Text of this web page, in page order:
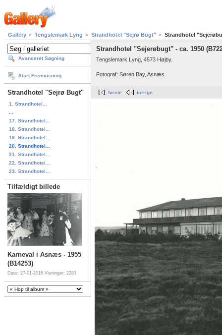
Gallery Tengslemark Lyng Strandhotel "Sejrø Bugt" Strandhotel
Avanceret Søgning
Start Fremvisning
Strandhotel "Sejrø Bugt"
1. Strandhotel...
17. Strandhotel...
18. Strandhotel...
19. Strandhotel...
20. Strandhotel...
21. Strandhotel...
22. Strandhotel...
23. Strandhotel...
Tilfældigt billede
Karneval i Asnæs - 1955
(B14253)
Dato: 27-01-2016 Visninger: 2283
Strandhotel "Sejerøbugt" - ca. 1950
Tengslemark Lyng, 4573 Højby.
Fotograf: Søren Bay, Asnæs
første forrige